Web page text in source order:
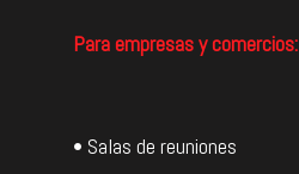
Para empresas y comercios:
• Salas de reuniones